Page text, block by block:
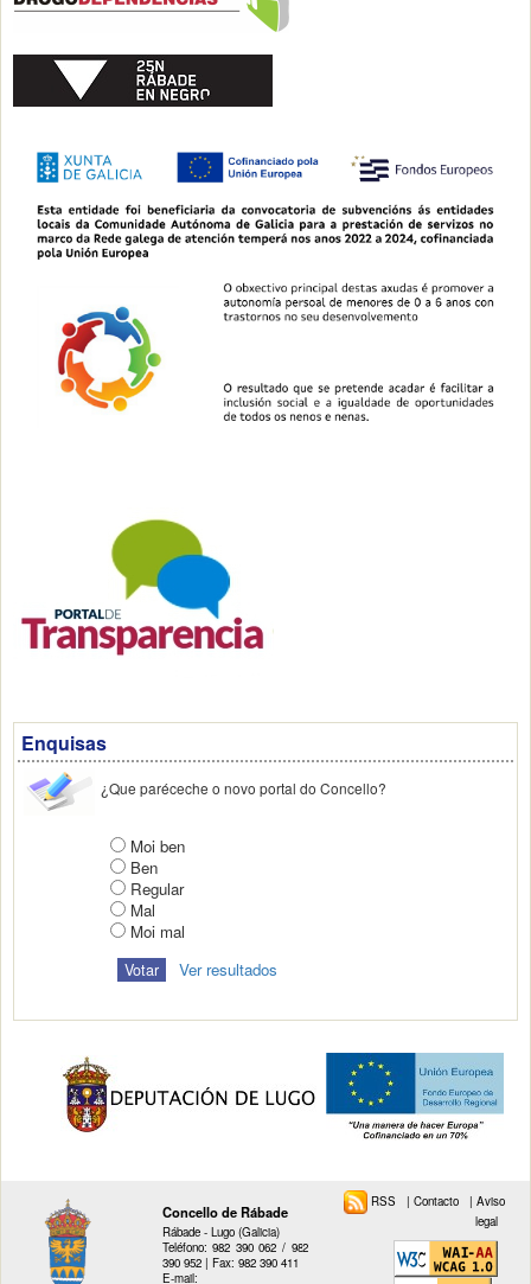
Enquisas
¿Que paréceche o novo portal do Concello?
Moi ben
Ben
Regular
Mal
Moi mal
Ver resultados
Concello de Rábade
Rábade - Lugo (Galicia)
Teléfono: 982 390 062 / 982
390 952 | Fax: 982 390 411
E-mail:
RSS |Contacto | Aviso
legal